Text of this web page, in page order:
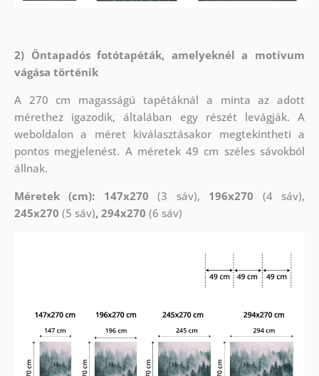
2) Öntapadós fotótapéták, amelyeknél a motívum
vágása történik
A 270 cm magasságú tapétáknál a minta az adott
mérethez igazodik, általában egy részét levágják. A
weboldalon a méret kiválasztásakor megtekintheti a
pontos megjelenést. A méretek 49 cm széles sávokból
állnak.
Méretek (cm): 147x270 (3 sáv), 196x270 (4 sáv),
245x270 (5 sáv), 294x270 (6 sáv)